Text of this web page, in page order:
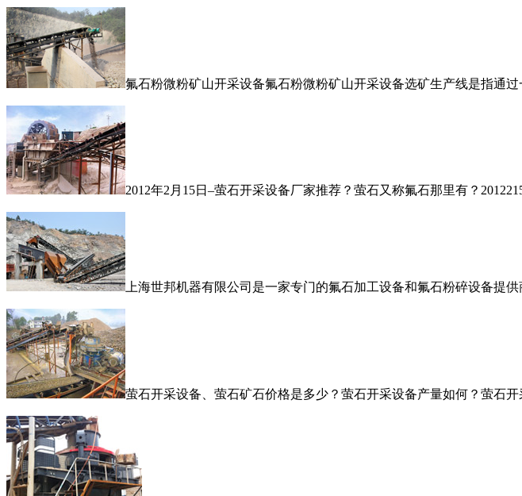
氟石粉微粉矿山开采设备氟石粉微粉矿山开采设备选矿生产线是指通
2012年2月15日–萤石开采设备厂家推荐？萤石又称氟石那里有？
上海世邦机器有限公司是一家专门的氟石加工设备和氟石粉碎设备提
萤石开采设备、萤石矿石价格是多少？萤石开采设备产量如何？萤石